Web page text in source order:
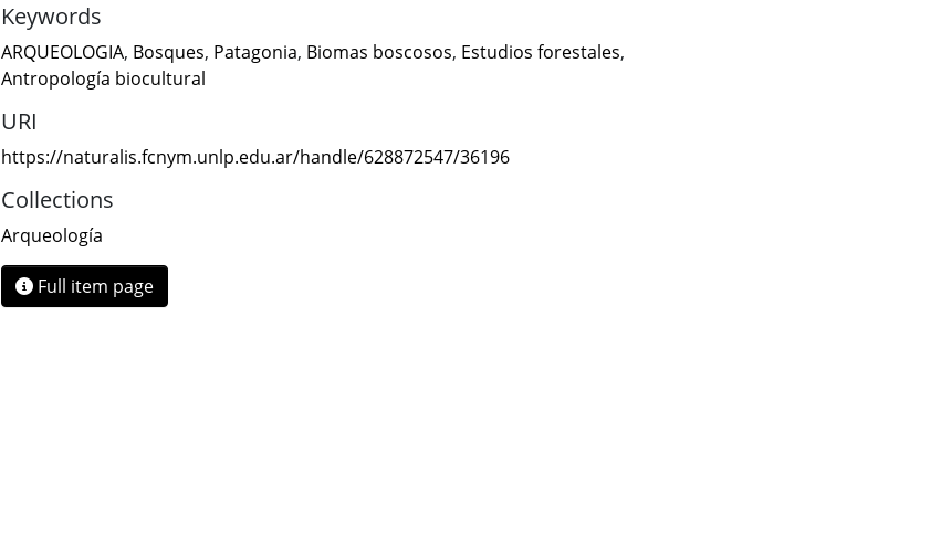
Keywords
ARQUEOLOGIA, Bosques, Patagonia, Biomas boscosos, Estudios forestales,
Antropología biocultural
URI
https://naturalis.fcnym.unlp.edu.ar/handle/628872547/36196
Collections
Arqueología
Full item page